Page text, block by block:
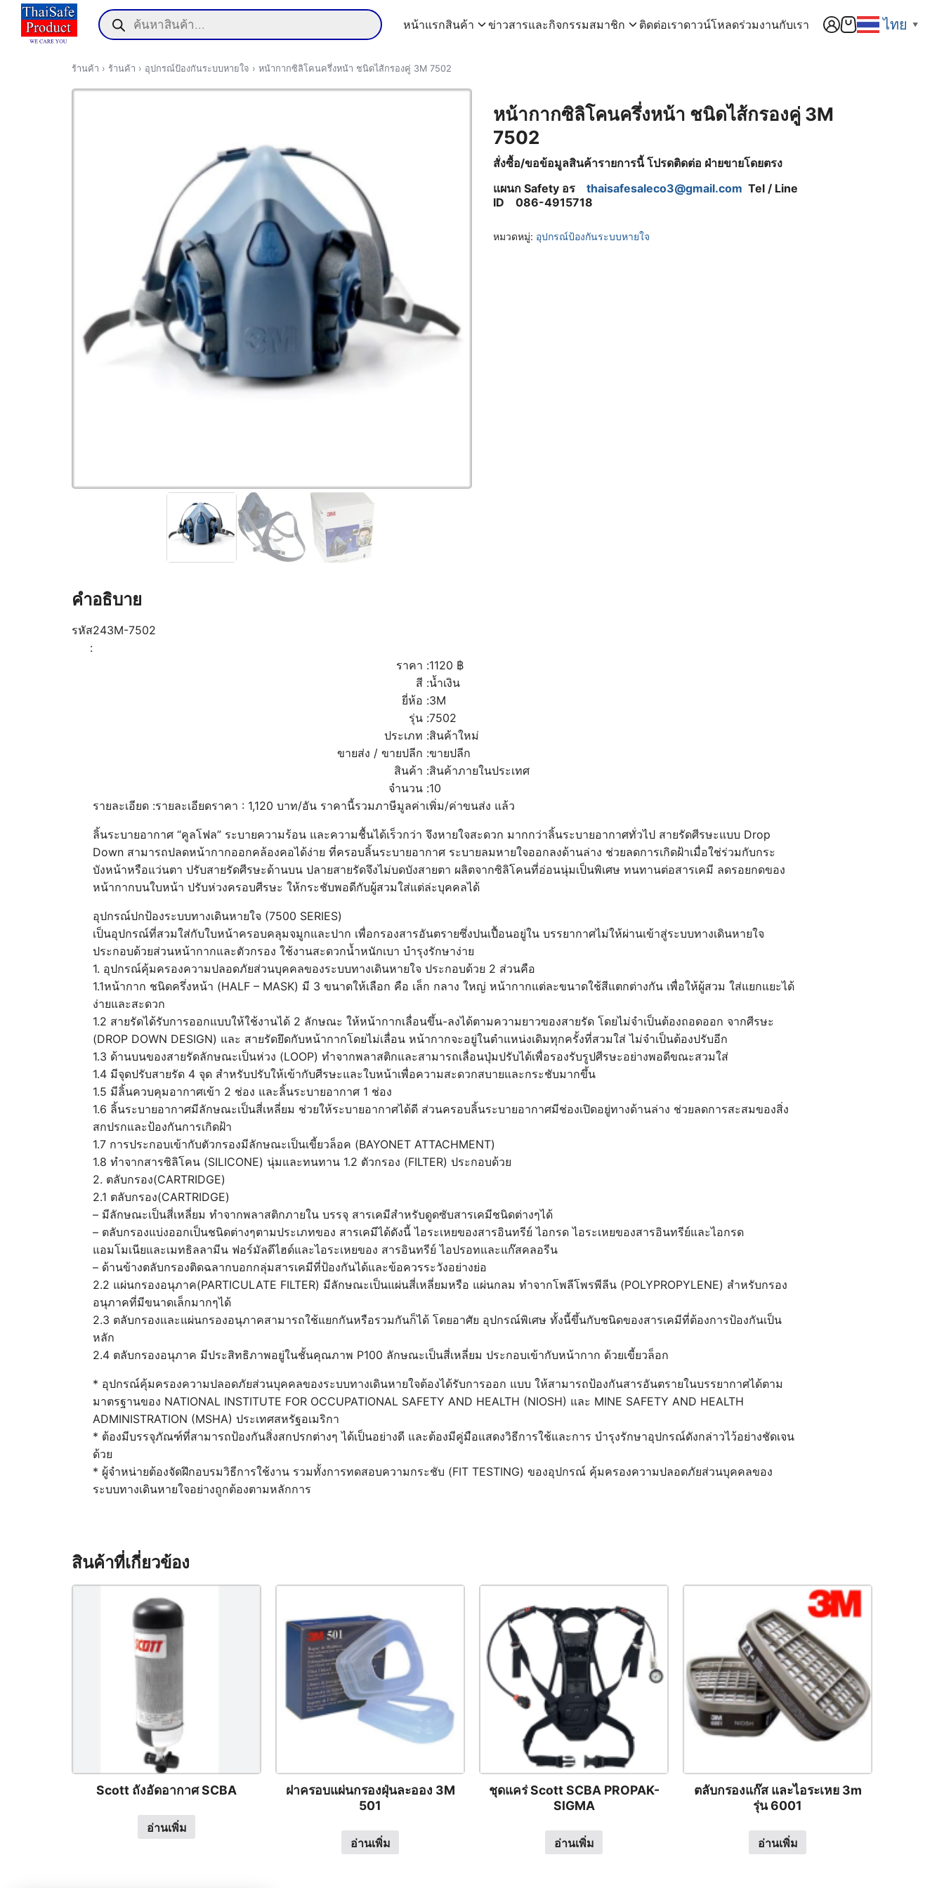
Skip
content
Products
search
หน้าแรกสินค้า ข่าวสารและกิจกรรมสมาชิก ติดต่อเราดาวน์โหลดร่วมงานกับเรา ไทย ▼
ร้านค้า › ร้านค้า › อุปกรณ์ป้องกันระบบหายใจ › หน้ากากซิลิโคนครึ่งหน้า ชนิดไส้กรองคู่ 3M 7502
หน้ากากซิลิโคนครึ่งหน้า ชนิดไส้กรองคู่ 3M
7502
สั่งซื้อ/ขอข้อมูลสินค้ารายการนี้ โปรดติดต่อ ฝ่ายขายโดยตรง
แผนก Safety อร thaisafesaleco3@gmail.com Tel / Line
ID 086-4915718
หมวดหมู่: อุปกรณ์ป้องกันระบบหายใจ
คำอธิบาย
รหัส
:
243M-7502
ราคา :1120 ฿
สี :น้ำเงิน
ยี่ห้อ :3M
รุ่น :7502
ประเภท :สินค้าใหม่
ขายส่ง / ขายปลีก :ขายปลีก
สินค้า :สินค้าภายในประเทศ
จำนวน :10
รายละเอียด :รายละเอียดราคา : 1,120 บาท/อัน ราคานี้รวมภาษีมูลค่าเพิ่ม/ค่าขนส่ง แล้ว
ลิ้นระบายอากาศ “คูลโฟล” ระบายความร้อน และความชื้นได้เร็วกว่า จึงหายใจสะดวก มากกว่าลิ้นระบายอากาศทั่วไป สายรัดศีรษะแบบ Drop
Down สามารถปลดหน้ากากออกคล้องคอได้ง่าย ที่ครอบลิ้นระบายอากาศ ระบายลมหายใจออกลงด้านล่าง ช่วยลดการเกิดฝ้าเมื่อใช่ร่วมกับกระ
บังหน้าหรือแว่นตา ปรับสายรัดศีรษะด้านบน ปลายสายรัดจึงไม่บดบังสายตา ผลิตจากซิลิโคนที่อ่อนนุ่มเป็นพิเศษ ทนทานต่อสารเคมี ลดรอยกดของ
หน้ากากบนใบหน้า ปรับห่วงครอบศีรษะ ให้กระชับพอดีกับผู้สวมใส่แต่ล่ะบุคคลได้
อุปกรณ์ปกป้องระบบทางเดินหายใจ (7500 SERIES)
เป็นอุปกรณ์ที่สวมใส่กับใบหน้าครอบคลุมจมูกและปาก เพื่อกรองสารอันตรายซึ่งปนเปื้อนอยู่ใน บรรยากาศไม่ให้ผ่านเข้าสู่ระบบทางเดินหายใจ
ประกอบด้วยส่วนหน้ากากและตัวกรอง ใช้งานสะดวกน้ำหนักเบา บำรุงรักษาง่าย
1. อุปกรณ์คุ้มครองความปลอดภัยส่วนบุคคลของระบบทางเดินหายใจ ประกอบด้วย 2 ส่วนคือ
1.1หน้ากาก ชนิดครึ่งหน้า (HALF – MASK) มี 3 ขนาดให้เลือก คือ เล็ก กลาง ใหญ่ หน้ากากแต่ละขนาดใช้สีแตกต่างกัน เพื่อให้ผู้สวม ใส่แยกแยะได้
ง่ายและสะดวก
1.2 สายรัดได้รับการออกแบบให้ใช้งานได้ 2 ลักษณะ ให้หน้ากากเลื่อนขึ้น-ลงได้ตามความยาวของสายรัด โดยไม่จำเป็นต้องถอดออก จากศีรษะ
(DROP DOWN DESIGN) และ สายรัดยึดกับหน้ากากโดยไม่เลื่อน หน้ากากจะอยู่ในตำแหน่งเดิมทุกครั้งที่สวมใส่ ไม่จำเป็นต้องปรับอีก
1.3 ด้านบนของสายรัดลักษณะเป็นห่วง (LOOP) ทำจากพลาสติกและสามารถเลื่อนปุ่มปรับได้เพื่อรองรับรูปศีรษะอย่างพอดีขณะสวมใส่
1.4 มีจุดปรับสายรัด 4 จุด สำหรับปรับให้เข้ากับศีรษะและใบหน้าเพื่อความสะดวกสบายและกระชับมากขึ้น
1.5 มีลิ้นควบคุมอากาศเข้า 2 ช่อง และลิ้นระบายอากาศ 1 ช่อง
1.6 ลิ้นระบายอากาศมีลักษณะเป็นสี่เหลี่ยม ช่วยให้ระบายอากาศได้ดี ส่วนครอบลิ้นระบายอากาศมีช่องเปิดอยู่ทางด้านล่าง ช่วยลดการสะสมของสิ่ง
สกปรกและป้องกันการเกิดฝ้า
1.7 การประกอบเข้ากับตัวกรองมีลักษณะเป็นเขี้ยวล็อค (BAYONET ATTACHMENT)
1.8 ทำจากสารซิลิโคน (SILICONE) นุ่มและทนทาน 1.2 ตัวกรอง (FILTER) ประกอบด้วย
2. ตลับกรอง(CARTRIDGE)
2.1 ตลับกรอง(CARTRIDGE)
– มีลักษณะเป็นสี่เหลี่ยม ทำจากพลาสติกภายใน บรรจุ สารเคมีสำหรับดูดซับสารเคมีชนิดต่างๆได้
– ตลับกรองแบ่งออกเป็นชนิดต่างๆตามประเภทของ สารเคมีได้ดังนี้ ไอระเหยของสารอินทรีย์ ไอกรด ไอระเหยของสารอินทรีย์และไอกรด
แอมโมเนียและเมทธิลลามีน ฟอร์มัลดีไฮด์และไอระเหยของ สารอินทรีย์ ไอปรอทและแก๊สคลอรีน
– ด้านข้างตลับกรองติดฉลากบอกกลุ่มสารเคมีที่ป้องกันได้และข้อควรระวังอย่างย่อ
2.2 แผ่นกรองอนุภาค(PARTICULATE FILTER) มีลักษณะเป็นแผ่นสี่เหลี่ยมหรือ แผ่นกลม ทำจากโพลีโพรพีลีน (POLYPROPYLENE) สำหรับกรอง
อนุภาคที่มีขนาดเล็กมากๆได้
2.3 ตลับกรองและแผ่นกรองอนุภาคสามารถใช้แยกกันหรือรวมกันก็ได้ โดยอาศัย อุปกรณ์พิเศษ ทั้งนี้ขึ้นกับชนิดของสารเคมีที่ต้องการป้องกันเป็น
หลัก
2.4 ตลับกรองอนุภาค มีประสิทธิภาพอยู่ในชั้นคุณภาพ P100 ลักษณะเป็นสี่เหลี่ยม ประกอบเข้ากับหน้ากาก ด้วยเขี้ยวล็อก
* อุปกรณ์คุ้มครองความปลอดภัยส่วนบุคคลของระบบทางเดินหายใจต้องได้รับการออก แบบ ให้สามารถป้องกันสารอันตรายในบรรยากาศได้ตาม
มาตรฐานของ NATIONAL INSTITUTE FOR OCCUPATIONAL SAFETY AND HEALTH (NIOSH) และ MINE SAFETY AND HEALTH
ADMINISTRATION (MSHA) ประเทศสหรัฐอเมริกา
* ต้องมีบรรจุภัณฑ์ที่สามารถป้องกันสิ่งสกปรกต่างๆ ได้เป็นอย่างดี และต้องมีคู่มือแสดงวิธีการใช้และการ บำรุงรักษาอุปกรณ์ดังกล่าวไว้อย่างชัดเจน
ด้วย
* ผู้จำหน่ายต้องจัดฝึกอบรมวิธีการใช้งาน รวมทั้งการทดสอบความกระชับ (FIT TESTING) ของอุปกรณ์ คุ้มครองความปลอดภัยส่วนบุคคลของ
ระบบทางเดินหายใจอย่างถูกต้องตามหลักการ
สินค้าที่เกี่ยวข้อง
Scott ถังอัดอากาศ SCBA
อ่านเพิ่ม
ฝาครอบแผ่นกรองฝุ่นละออง 3M
501
อ่านเพิ่ม
ชุดแคร่ Scott SCBA PROPAK-
SIGMA
อ่านเพิ่ม
ตลับกรองแก๊ส และไอระเหย 3m
รุ่น 6001
อ่านเพิ่ม